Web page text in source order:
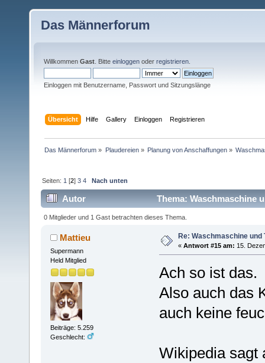
Das Männerforum
Willkommen Gast . Bitte einloggen oder registrieren
Einloggen mit Benutzername, Passwort und Sitzungslänge
Übersicht Hilfe Gallery Einloggen Registrieren
Das Männerforum » Plaudereien» Planung von Anschaffungen»
Seiten: 1 [2]3 4 Nach unten
Autor Thema: Waschmaschine
0 Mitglieder und 1 Gast betrachten dieses Thema.
Mattieu
Supermann
Held Mitglied
Beiträge: 5.259
Geschlecht:
Re: Waschmaschine und
« Antwort #15 am: 15.
Ach so ist das.
Also auch das
auch keine
Wikipedia sagt